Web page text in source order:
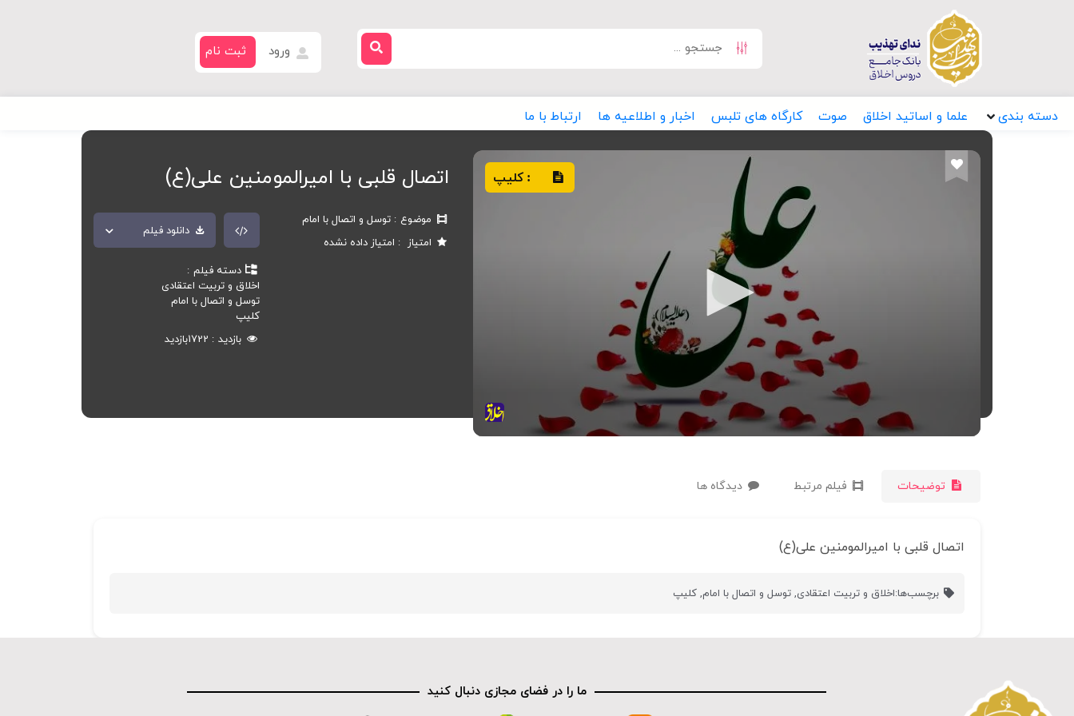
ورود ثبت نام
دسته بندی علما و اساتید اخلاق صوت کارگاه های تلبس اخبار و اطلاعیه ها ارتباط با ما
: کلیپ اتصال قلبی با امیرالمومنین علی(ع)
موضوع
توسل و اتصال با امام
امتیاز
امتیاز داده نشده
دانلود فیلم
دسته فیلم
اخلاق و تربیت اعتقادی
توسل و اتصال با امام
کلیپ
بازدید
1722بازدید
توضیحات فیلم مرتبط دیدگاه ها
اتصال قلبی با امیرالمومنین علی(ع)
برچسب‌ها:اخلاق و تربیت اعتقادی,توسل و اتصال با امام,کلیپ
ما را در فضای مجازی دنبال کنید